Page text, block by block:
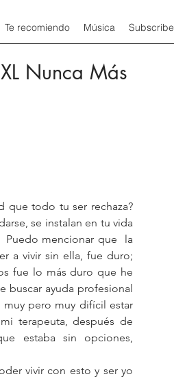
Te recomiendo Música Subscribe
XL Nunca Más
que todo tu ser rechaza?
se instalan en tu vida
Puedo mencionar que  la
a vivir sin ella, fue duro;
fue lo más duro que he
buscar ayuda profesional
pero muy difícil estar
terapeuta, después de
estaba sin opciones,
vivir con esto y ser yo